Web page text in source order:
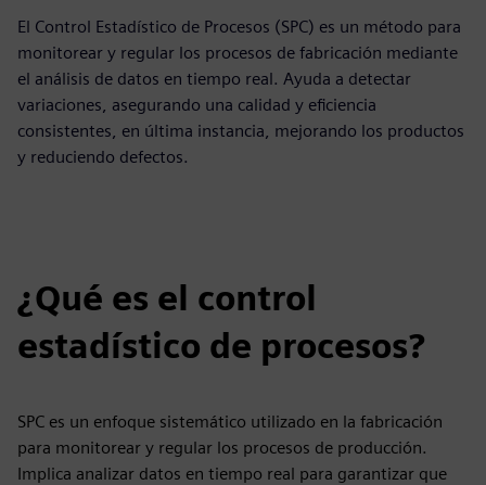
El Control Estadístico de Procesos (SPC) es un método para
monitorear y regular los procesos de fabricación mediante
el análisis de datos en tiempo real. Ayuda a detectar
variaciones, asegurando una calidad y eficiencia
consistentes, en última instancia, mejorando los productos
y reduciendo defectos.
¿Qué es el control
estadístico de procesos?
SPC es un enfoque sistemático utilizado en la fabricación
para monitorear y regular los procesos de producción.
Implica analizar datos en tiempo real para garantizar que